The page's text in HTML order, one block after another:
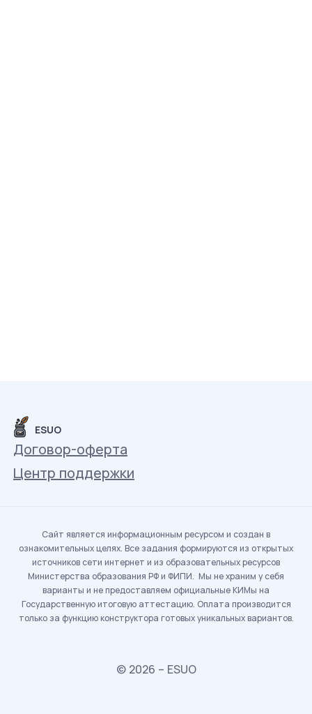
ESUO
Договор-оферта
Центр поддержки
Сайт является информационным ресурсом и создан в
ознакомительных целях. Все задания формируются из открытых
источников сети интернет и из образовательных ресурсов
Министерства образования РФ и ФИПИ. Мы не храним у себя
варианты и не предоставляем официальные КИМы на
Государственную итоговую аттестацию. Оплата производится
только за функцию конструктора готовых уникальных вариантов.
© 2026 – ESUO